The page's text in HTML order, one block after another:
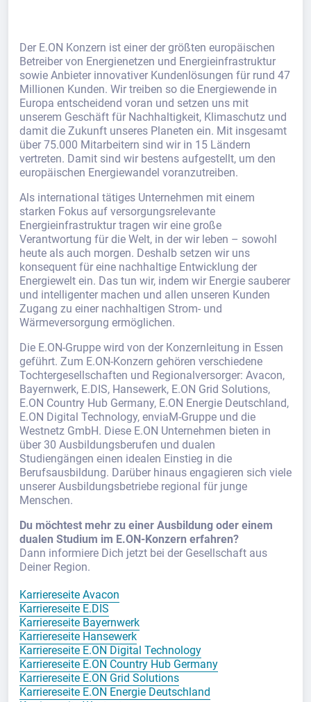
Der E.ON Konzern ist einer der größten europäischen
Betreiber von Energienetzen und Energieinfrastruktur
sowie Anbieter innovativer Kundenlösungen für rund 47
Millionen Kunden. Wir treiben so die Energiewende in
Europa entscheidend voran und setzen uns mit
unserem Geschäft für Nachhaltigkeit, Klimaschutz und
damit die Zukunft unseres Planeten ein. Mit insgesamt
über 75.000 Mitarbeitern sind wir in 15 Ländern
vertreten. Damit sind wir bestens aufgestellt, um den
europäischen Energiewandel voranzutreiben.
Als international tätiges Unternehmen mit einem
starken Fokus auf versorgungsrelevante
Energieinfrastruktur tragen wir eine große
Verantwortung für die Welt, in der wir leben – sowohl
heute als auch morgen. Deshalb setzen wir uns
konsequent für eine nachhaltige Entwicklung der
Energiewelt ein. Das tun wir, indem wir Energie sauberer
und intelligenter machen und allen unseren Kunden
Zugang zu einer nachhaltigen Strom- und
Wärmeversorgung ermöglichen.
Die E.ON-Gruppe wird von der Konzernleitung in Essen
geführt. Zum E.ON-Konzern gehören verschiedene
Tochtergesellschaften und Regionalversorger: Avacon,
Bayernwerk, E.DIS, Hansewerk, E.ON Grid Solutions,
E.ON Country Hub Germany, E.ON Energie Deutschland,
E.ON Digital Technology, enviaM-Gruppe und die
Westnetz GmbH. Diese E.ON Unternehmen bieten in
über 30 Ausbildungsberufen und dualen
Studiengängen einen idealen Einstieg in die
Berufsausbildung. Darüber hinaus engagieren sich viele
unserer Ausbildungsbetriebe regional für junge
Menschen.
Du möchtest mehr zu einer Ausbildung oder einem
dualen Studium im E.ON-Konzern erfahren?
Dann informiere Dich jetzt bei der Gesellschaft aus
Deiner Region.
Karriereseite Avacon
Karriereseite E.DIS
Karriereseite Bayernwerk
Karriereseite Hansewerk
Karriereseite E.ON Digital Technology
Karriereseite E.ON Country Hub Germany
Karriereseite E.ON Grid Solutions
Karriereseite E.ON Energie Deutschland